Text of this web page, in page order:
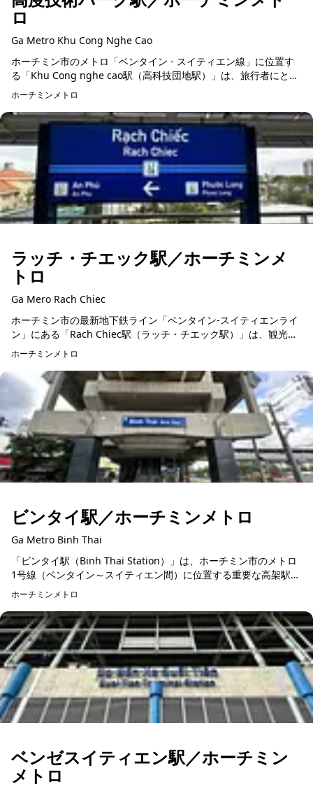
ロ
Ga Metro Khu Cong Nghe Cao
ホーチミン市のメトロ「ベンタイン - スイティエン線」に位置す
る「Khu Cong nghe cao駅（高科技団地駅）」は、旅行者にとっ
て便利なロケーションと充実した設備を誇る駅です。長さ137...
ホーチミンメトロ
ラッチ・チエック駅／ホーチミンメ
トロ
Ga Mero Rach Chiec
ホーチミン市の最新地下鉄ライン「ベンタイン-スイティエンライ
ン」にある「Rach Chiec駅（ラッチ・チエック駅）」は、観光客
の注目を集める新たなランドマークです。全長137.5メートル、幅
2...
ホーチミンメトロ
ビンタイ駅／ホーチミンメトロ
Ga Metro Binh Thai
「ビンタイ駅（Binh Thai Station）」は、ホーチミン市のメトロ
1号線（ベンタイン～スイティエン間）に位置する重要な高架駅の
ひとつです。全長137.5メートル、幅22メートル、高さ1...
ホーチミンメトロ
ベンゼスイティエン駅／ホーチミン
メトロ